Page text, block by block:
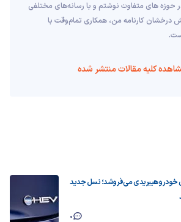
حوزه های متفاوت نوشتم و با رسانه‌های مختلفی
درخشان کارنامه من، همکاری تمام‌وقت با
کلیه مقالات منتشر شده
بیش از ۵ میلیون خودرو هیبریدی می‌فروشد؛ نسل جدید
0